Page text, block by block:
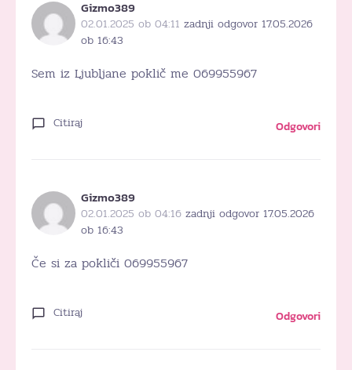
Gizmo389
02.01.2025 ob 04:11 zadnji odgovor 17.05.2026
ob 16:43
Sem iz Ljubljane poklič me 069955967
Citiraj Odgovori
Gizmo389
02.01.2025 ob 04:16 zadnji odgovor 17.05.2026
ob 16:43
Če si za pokliči 069955967
Citiraj Odgovori